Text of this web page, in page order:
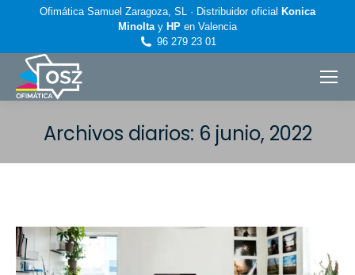
Ofimática Samuel Zaragoza, SL · Distribuidor oficial Konica
Minoltay HP en Valencia
96 279 23 01
Archivos diarios: 6 junio, 2022